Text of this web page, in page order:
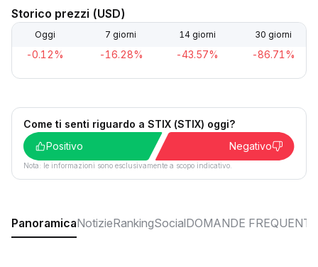
Storico prezzi (USD)
Oggi 7 giorni 14 giorni 30 giorni
-0.12% -16.28% -43.57% -86.71%
Come ti senti riguardo a STIX (STIX) oggi?
Positivo
Negativo
Nota: le informazioni sono esclusivamente a scopo indicativo.
PanoramicaNotizieRankingSocialDOMANDE FREQUENTI